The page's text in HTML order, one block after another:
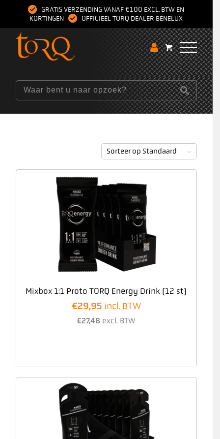
GRATIS VERZENDING VANAF €100 EXCL. BTW EN
KORTINGEN
OFFICIEEL TORQ DEALER BENELUX
Sorteer op Standaard
Mixbox 1:1 Proto TORQ Energy Drink (12 st)
€29,95 incl. BTW
€27,48 excl. BTW